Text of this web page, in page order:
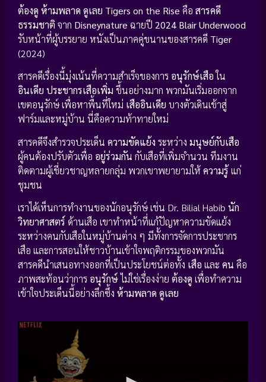
ต้องดู ห้ามพลาด ดูเลย Tigers on the Rise คือ สารคดี
ธรรมชาติจาก Disneynature ฉายปี 2024 Blair Underwood
รับหน้าที่ผู้บรรยาย หนังเป็นภาคคู่ขนานของสารคดี Tiger
(2024)
สารคดีเรื่องนี้มุ่งเน้นที่ความสำเร็จของการ อนุรักษ์เสือใน
อินเดีย ประชากรเสือเพิ่ม ขึ้นอย่างมาก พวกมันเริ่มออกจาก
เขตอนุรักษ์ เพื่อหาพื้นที่ใหม่ เสืออินเดีย บางตัวเดินเข้าสู่
ฟาร์มและหมู่บ้าน นี่คือความท้าทายใหม่
สารคดีจึงสำรวจประเด็น ความขัดแย้ง ระหว่าง มนุษย์กับเสือ
ผู้คนต้องปรับตัวเพื่อ อยู่ร่วมกัน กับเสือที่เพิ่มจำนวน ทีมงาน
ติดตามผู้เชี่ยวชาญหลายกลุ่ม พวกเขาพยายามให้ความรู้แก่
ชุมชน
เราได้เห็นการทำงานของนักอนุรักษ์ เช่น Dr. Bilial Habib นัก
วิทยาศาสตร์ ด้านเสือ เขาทำหน้าที่แก้ปัญหาความขัดแย้ง
ระหว่างคนกับเสือในหมู่บ้านต่าง ๆ มีทั้งการจัดการประชากร
เสือ และการสอนให้ชาวบ้านเข้าใจพฤติกรรมของพวกมัน
สารคดีนำเสนอทางออกที่เป็นประโยชน์ต่อทั้ง เสือ และ คน คือ
ภาพสะท้อนว่าการ อนุรักษ์ไม่ใช่เรื่องง่าย ต้องดู เพื่อทำความ
เข้าใจประเด็นนี้อย่างลึกซึ้ง ห้ามพลาด ดูเลย